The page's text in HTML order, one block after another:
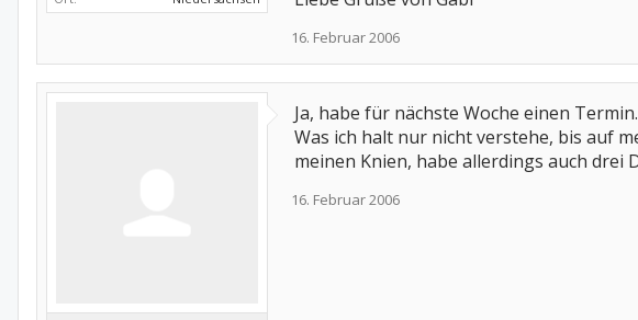
16. Februar 2006
Ja, habe für nächste Woche einen Termin.
Was ich halt nur nicht verstehe, bis auf
meinen Knien, habe allerdings auch drei
16. Februar 2006